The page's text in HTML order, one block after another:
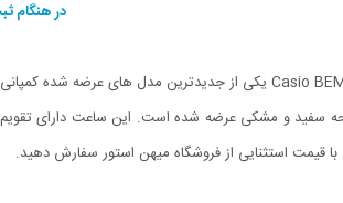
در هنگام
با قیمت استثنایی از فروشگاه میهن استور سفارش دهید.